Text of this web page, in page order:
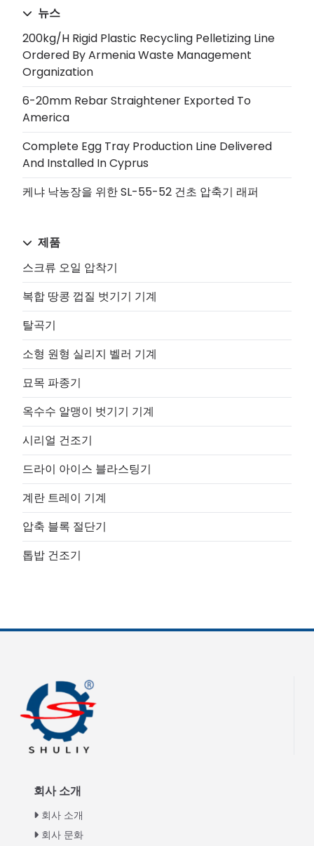
뉴스
200kg/h Rigid Plastic Recycling Pelletizing Line
Ordered By Armenia Waste Management
Organization
6-20mm Rebar Straightener Exported To
America
Complete Egg Tray Production Line Delivered
And Installed In Cyprus
케냐 낙농장을 위한 SL-55-52 건초 압축기 래퍼
제품
스크류 오일 압착기
복합 땅콩 껍질 벗기기 기계
탈곡기
소형 원형 실리지 벨러 기계
묘목 파종기
옥수수 알맹이 벗기기 기계
시리얼 건조기
드라이 아이스 블라스팅기
계란 트레이 기계
압축 블록 절단기
톱밥 건조기
회사 소개
회사 소개
회사 문화